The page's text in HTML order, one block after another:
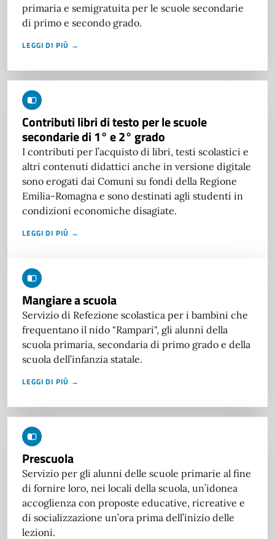
primaria e semigratuita per le scuole secondarie
di primo e secondo grado.
LEGGI DI PIÙ →
Contributi libri di testo per le scuole
secondarie di 1° e 2° grado
I contributi per l’acquisto di libri, testi scolastici e
altri contenuti didattici anche in versione digitale
sono erogati dai Comuni su fondi della Regione
Emilia-Romagna e sono destinati agli studenti in
condizioni economiche disagiate.
LEGGI DI PIÙ →
Mangiare a scuola
Servizio di Refezione scolastica per i bambini che
frequentano il nido "Rampari", gli alunni della
scuola primaria, secondaria di primo grado e della
scuola dell’infanzia statale.
LEGGI DI PIÙ →
Prescuola
Servizio per gli alunni delle scuole primarie al fine
di fornire loro, nei locali della scuola, un’idonea
accoglienza con proposte educative, ricreative e
di socializzazione un’ora prima dell’inizio delle
lezioni.